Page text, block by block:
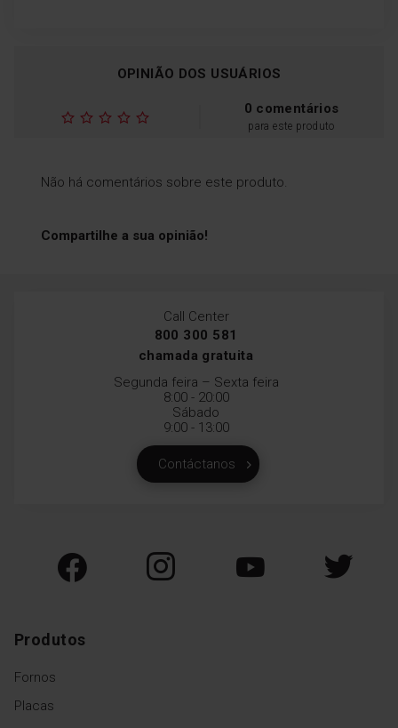
OPINIÃO DOS USUÁRIOS
0 comentários
para este produto
Não há comentários sobre este produto.
Compartilhe a sua opinião!
Call Center
800 300 581
chamada gratuita
Segunda feira – Sexta feira
8:00 - 20:00
Sábado
9:00 - 13:00
Contáctanos
Produtos
Fornos
Placas